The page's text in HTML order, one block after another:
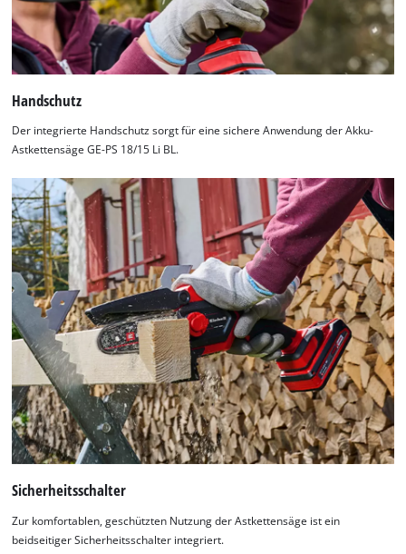
Handschutz
Der integrierte Handschutz sorgt für eine sichere Anwendung der Akku-
Astkettensäge GE-PS 18/15 Li BL.
Sicherheitsschalter
Zur komfortablen, geschützten Nutzung der Astkettensäge ist ein
beidseitiger Sicherheitsschalter integriert.